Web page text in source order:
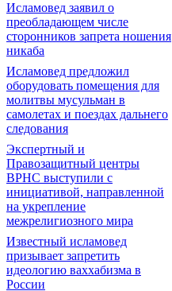
Исламовед заявил о
преобладающем числе
сторонников запрета ношения
никаба
Исламовед предложил
оборудовать помещения для
молитвы мусульман в
самолетах и поездах дальнего
следования
Экспертный и
Правозащитный центры
ВРНС выступили с
инициативой, направленной
на укрепление
межрелигиозного мира
Известный исламовед
призывает запретить
идеологию ваххабизма в
России